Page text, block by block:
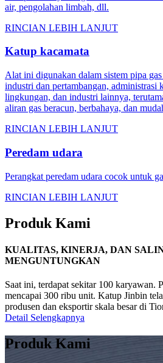
air, pengolahan limbah, dll.
RINCIAN LEBIH LANJUT
Katup kacamata
Alat ini digunakan dalam sistem pipa
industri dan pertambangan, administrasi
lingkungan, dan industri lainnya,
aliran gas beracun, berbahaya, dan
RINCIAN LEBIH LANJUT
Peredam udara
Perangkat peredam udara cocok untuk
RINCIAN LEBIH LANJUT
Produk Kami
KUALITAS, KINERJA, DAN
MENGUNTUNGKAN
Saat ini, terdapat sekitar 100 karyawan.
mencapai 300 ribu unit. Katup Jinbin
produsen dan eksportir skala besar di
Detail Selengkapnya
Produk Kami